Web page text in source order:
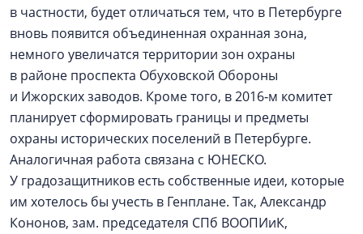
в частности, будет отличаться тем, что в Петербурге
вновь появится объединенная охранная зона,
немного увеличатся территории зон охраны
в районе проспекта Обуховской Обороны
и Ижорских заводов. Кроме того, в 2016‑м комитет
планирует сформировать границы и предметы
охраны исторических поселений в Петербурге.
Аналогичная работа связана с ЮНЕСКО.
У градозащитников есть собственные идеи, которые
им хотелось бы учесть в Генплане. Так, Александр
Кононов, зам. председателя СПб ВООПИиК,